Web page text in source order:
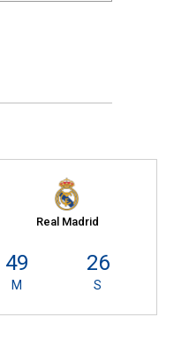
Real Madrid
49
M
25
S